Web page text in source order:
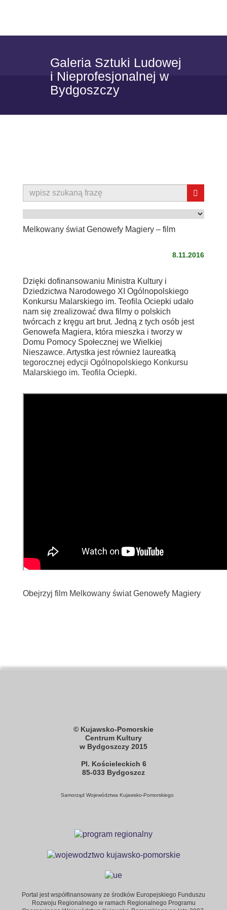
Galeria Sztuki Ludowej
i Nieprofesjonalnej w
Bydgoszczy
Melkowany świat Genowefy Magiery – film
8.11.2016
Dzięki dofinansowaniu Ministra Kultury i
Dziedzictwa Narodowego XI Ogólnopolskiego
Konkursu Malarskiego im. Teofila Ociepki udało
nam się zrealizować dwa filmy o polskich
twórcach z kręgu art brut. Jedną z tych osób jest
Genowefa Magiera, która mieszka i tworzy w
Domu Pomocy Społecznej we Wielkiej
Nieszawce. Artystka jest również laureatką
tegorocznej edycji Ogólnopolskiego Konkursu
Malarskiego im. Teofila Ociepki.
Obejrzyj film Melkowany świat Genowefy Magiery
© Kujawsko-Pomorskie
Centrum Kultury
w Bydgoszczy 2015
Pl. Kościeleckich 6
85-033 Bydgoszcz
Samorząd Województwa Kujawsko-Pomorskiego
Portal jest współfinansowany ze środków Europejskiego Funduszu
Rozwoju Regionalnego w ramach Regionalnego Programu